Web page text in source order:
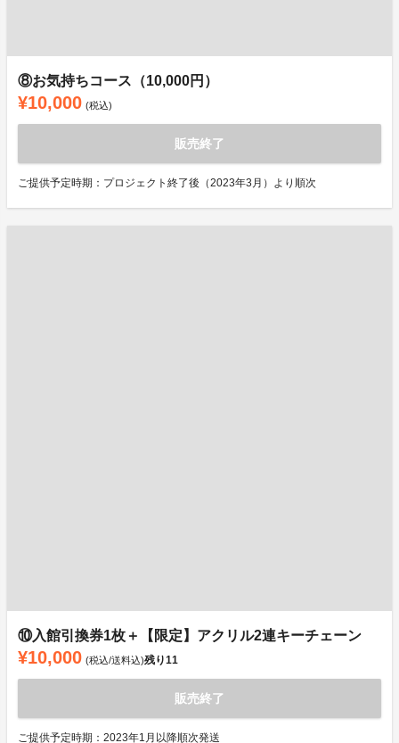
⑧お気持ちコース（10,000円）
¥10,000 (税込)
販売終了
ご提供予定時期：プロジェクト終了後（2023年3月）より順次
⑩入館引換券1枚＋【限定】アクリル2連キーチェーン
¥10,000 (税込/送料込)残り11
販売終了
ご提供予定時期：2023年1月以降順次発送